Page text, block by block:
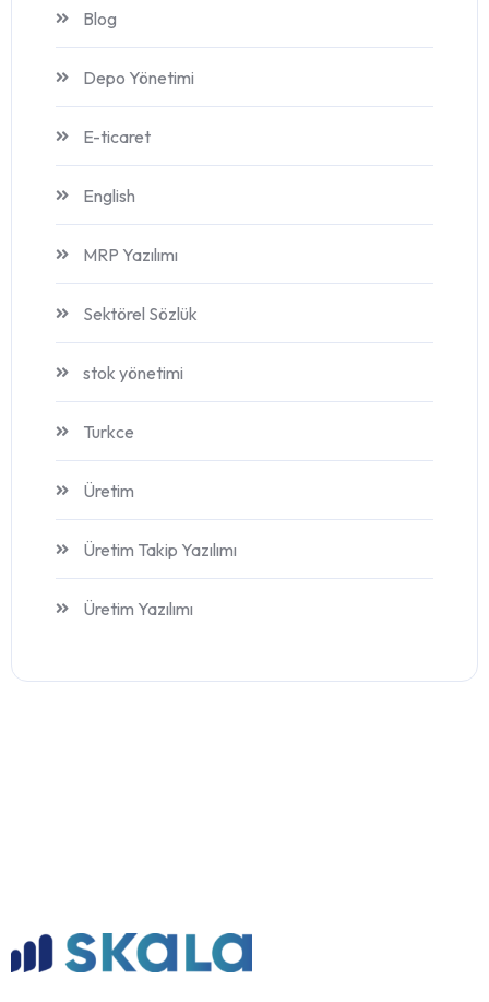
Blog
Depo Yönetimi
E-ticaret
English
MRP Yazılımı
Sektörel Sözlük
stok yönetimi
Turkce
Üretim
Üretim Takip Yazılımı
Üretim Yazılımı